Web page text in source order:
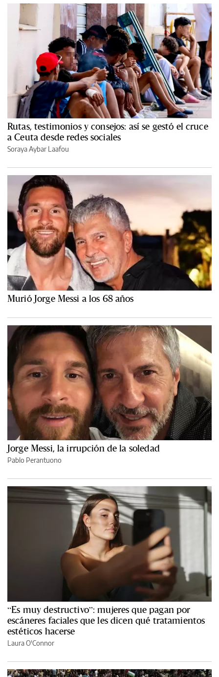
Rutas, testimonios y consejos: así se gestó el cruce
a Ceuta desde redes sociales
Soraya Aybar Laafou
Murió Jorge Messi a los 68 años
Jorge Messi, la irrupción de la soledad
Pablo Perantuono
“Es muy destructivo”: mujeres que pagan por
escáneres faciales que les dicen qué tratamientos
estéticos hacerse
Laura O'Connor